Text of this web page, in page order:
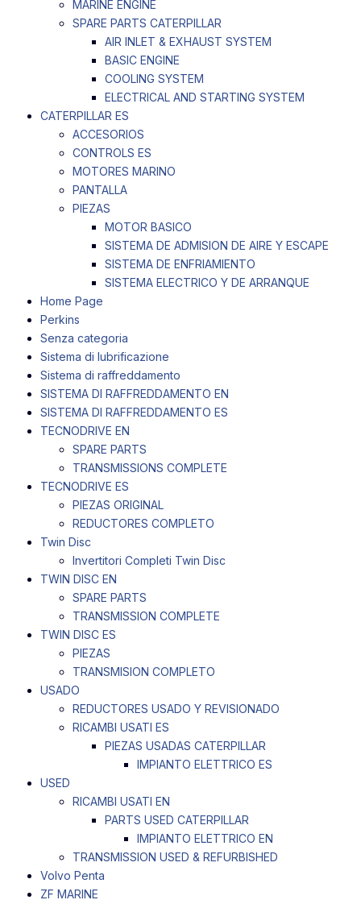
MARINE ENGINE
SPARE PARTS CATERPILLAR
AIR INLET & EXHAUST SYSTEM
BASIC ENGINE
COOLING SYSTEM
ELECTRICAL AND STARTING SYSTEM
CATERPILLAR ES
ACCESORIOS
CONTROLS ES
MOTORES MARINO
PANTALLA
PIEZAS
MOTOR BASICO
SISTEMA DE ADMISION DE AIRE Y ESCAPE
SISTEMA DE ENFRIAMIENTO
SISTEMA ELECTRICO Y DE ARRANQUE
Home Page
Perkins
Senza categoria
Sistema di lubrificazione
Sistema di raffreddamento
SISTEMA DI RAFFREDDAMENTO EN
SISTEMA DI RAFFREDDAMENTO ES
TECNODRIVE EN
SPARE PARTS
TRANSMISSIONS COMPLETE
TECNODRIVE ES
PIEZAS ORIGINAL
REDUCTORES COMPLETO
Twin Disc
Invertitori Completi Twin Disc
TWIN DISC EN
SPARE PARTS
TRANSMISSION COMPLETE
TWIN DISC ES
PIEZAS
TRANSMISION COMPLETO
USADO
REDUCTORES USADO Y REVISIONADO
RICAMBI USATI ES
PIEZAS USADAS CATERPILLAR
IMPIANTO ELETTRICO ES
USED
RICAMBI USATI EN
PARTS USED CATERPILLAR
IMPIANTO ELETTRICO EN
TRANSMISSION USED & REFURBISHED
Volvo Penta
ZF MARINE